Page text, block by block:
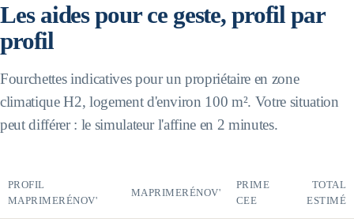
Les aides pour ce geste, profil par
profil
Fourchettes indicatives pour un propriétaire en zone
climatique H2, logement d'environ 100 m². Votre situation
peut différer : le simulateur l'affine en 2 minutes.
PROFIL
MAPRIMERÉNOV'
MAPRIMERÉNOV'
PRIME
CEE
TOTAL
ESTIMÉ